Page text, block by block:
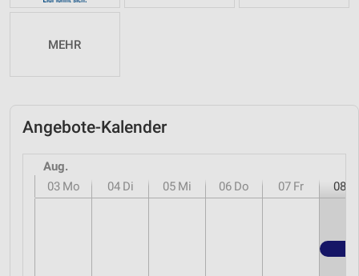
MEHR
Angebote-Kalender
Aug.
03 Mo 04 Di 05 Mi 06 Do 07 Fr 08